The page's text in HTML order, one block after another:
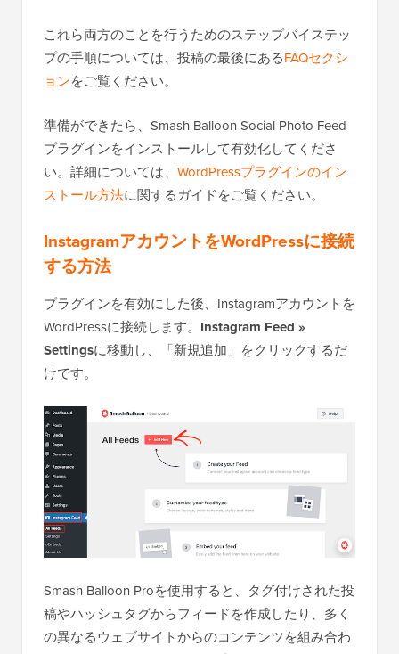
これら両方のことを行うためのステップバイステッ
プの手順については、投稿の最後にあるFAQセクシ
ョンをご覧ください。
準備ができたら、Smash Balloon Social Photo Feed
プラグインをインストールして有効化してくださ
い。詳細については、 WordPressプラグインのイン
ストール方法に関するガイドをご覧ください。
InstagramアカウントをWordPressに接続
する方法
プラグインを有効にした後、Instagramアカウントを
WordPressに接続します。 Instagram Feed »
Settingsに移動し、「新規追加」をクリックするだ
けです。
Smash Balloon Proを使用すると、タグ付けされた投
稿やハッシュタグからフィードを作成したり、多く
の異なるウェブサイトからのコンテンツを組み合わ